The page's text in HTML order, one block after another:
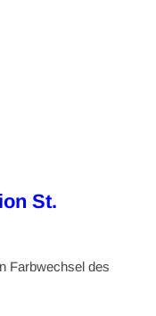
St.
Farbwechsel des